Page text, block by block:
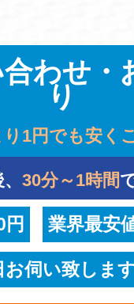
わせ・
り
1円でも安く
30分～1時間
業界最安
お伺い致します